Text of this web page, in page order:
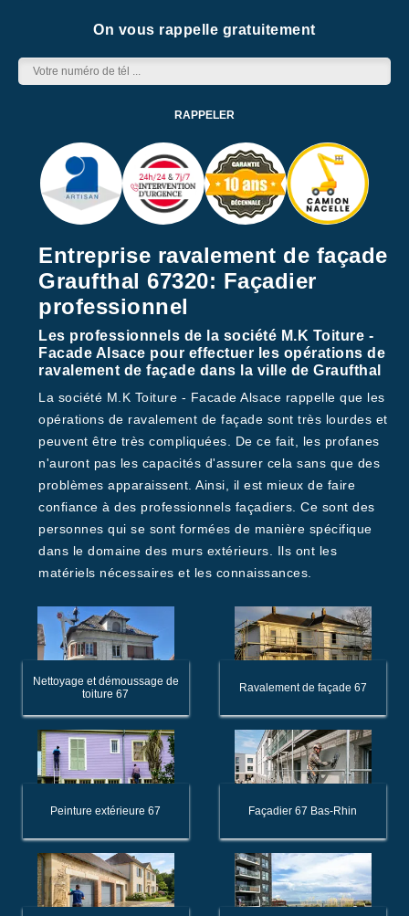
On vous rappelle gratuitement
Entreprise ravalement de façade
Graufthal 67320: Façadier
professionnel
Les professionnels de la société M.K Toiture -
Facade Alsace pour effectuer les opérations de
ravalement de façade dans la ville de Graufthal
La société M.K Toiture - Facade Alsace rappelle que les
opérations de ravalement de façade sont très lourdes et
peuvent être très compliquées. De ce fait, les profanes
n'auront pas les capacités d'assurer cela sans que des
problèmes apparaissent. Ainsi, il est mieux de faire
confiance à des professionnels façadiers. Ce sont des
personnes qui se sont formées de manière spécifique
dans le domaine des murs extérieurs. Ils ont les
matériels nécessaires et les connaissances.
Nettoyage et démoussage de
toiture 67
Ravalement de façade 67
Peinture extérieure 67 Façadier 67 Bas-Rhin